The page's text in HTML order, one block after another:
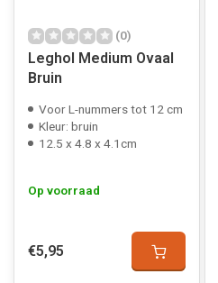
(0)
Leghol Medium Ovaal
Bruin
Voor L-nummers tot 12 cm
Kleur: bruin
12.5 x 4.8 x 4.1cm
Op voorraad
€5,95